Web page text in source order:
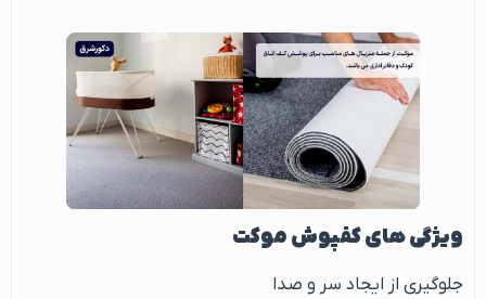
ویژگی های کفپوش موکت
جلوگیری از ایجاد سر و صدا